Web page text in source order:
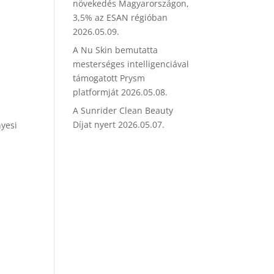
növekedés Magyarországon,
3,5% az ESAN régióban
2026.05.09.
A Nu Skin bemutatta
mesterséges intelligenciával
támogatott Prysm
platformját 2026.05.08.
A Sunrider Clean Beauty
Díjat nyert 2026.05.07.